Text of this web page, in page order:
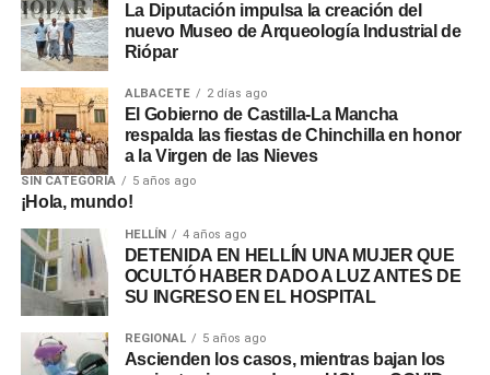
La Diputación impulsa la creación del
nuevo Museo de Arqueología Industrial de
Riópar
ALBACETE 2 días ago
El Gobierno de Castilla-La Mancha
respalda las fiestas de Chinchilla en honor
a la Virgen de las Nieves
SIN CATEGORÍA 5 años ago
¡Hola, mundo!
HELLÍN 4 años ago
DETENIDA EN HELLÍN UNA MUJER QUE
OCULTÓ HABER DADO A LUZ ANTES DE
SU INGRESO EN EL HOSPITAL
REGIONAL 5 años ago
Ascienden los casos, mientras bajan los